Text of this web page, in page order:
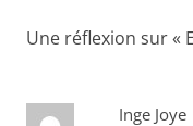
Une réflexion sur «
Inge Joye